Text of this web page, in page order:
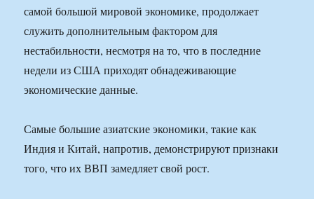
самой большой мировой экономике, продолжает
служить дополнительным фактором для
нестабильности, несмотря на то, что в последние
недели из США приходят обнадеживающие
экономические данные.
Самые большие азиатские экономики, такие как
Индия и Китай, напротив, демонстрируют признаки
того, что их ВВП замедляет свой рост.